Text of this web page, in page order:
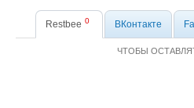
Restbee 0 ВКонтакте
ЧТОБЫ